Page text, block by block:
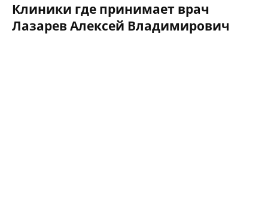
Клиники где принимает врач
Лазарев Алексей Владимирович